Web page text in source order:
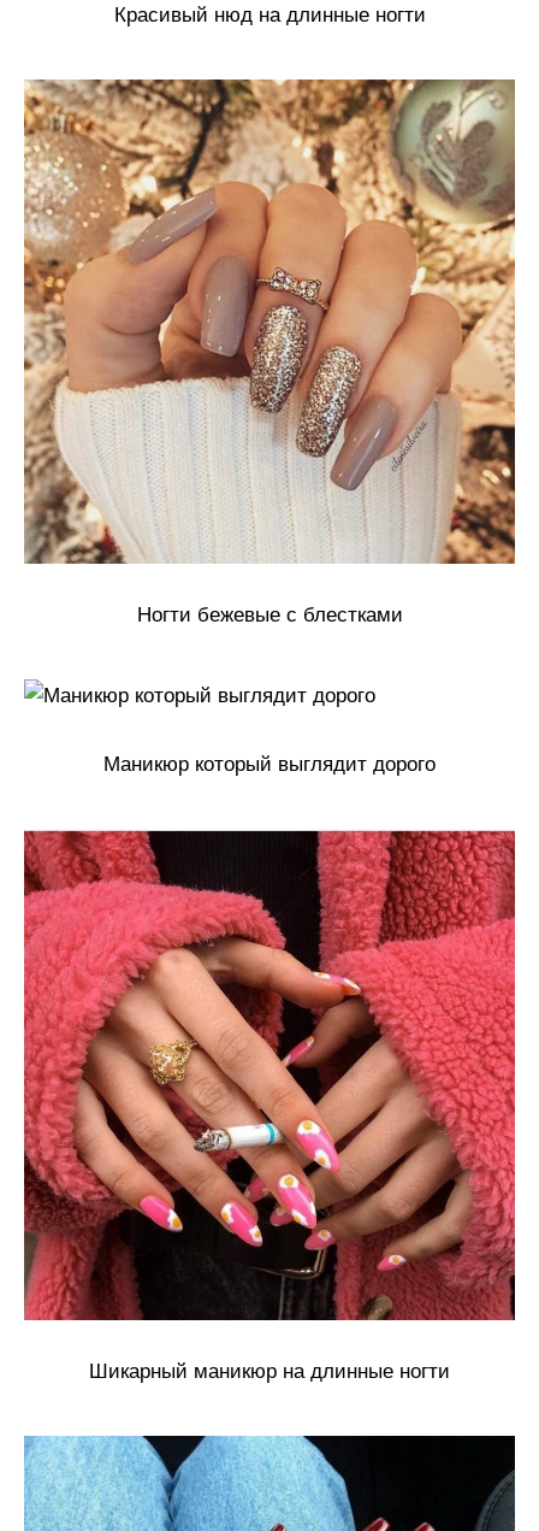
Красивый нюд на длинные ногти
Ногти бежевые с блестками
Маникюр который выглядит дорого
Шикарный маникюр на длинные ногти